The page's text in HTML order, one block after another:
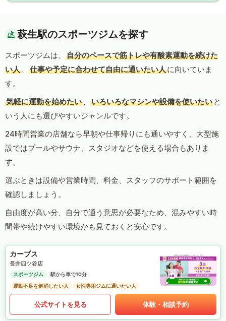
萩生駅のスポーツジムを探す
スポーツジムは、
自分のペースで筋トレや有酸素運動を続けた
い人 、 仕事や予定に合わせて自由に通いたい人に向いていま
す。
気軽に運動を始めたい 、 いろいろなマシンや設備を使いたい と
いう人にも選びやすいジャンルです。
24時間営業の店舗なら早朝や仕事帰りにも通いやすく、大型施
設ではプールやサウナ、スタジオなどを使える場合もありま
す。
選ぶときは設備や営業時間、料金、スタッフのサポート範囲を
確認しましょう。
自由度が高い分、自分で通う意思が必要なため、混みやすい時
間帯や続けやすい環境かも見ておくと安心です。
カーブス
長井四ツ谷店
スポーツジム
駅から車で10分
運動不足を解消したい人
女性専用ジムに通いたい人
公式サイトを見る 体験・相談予約